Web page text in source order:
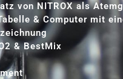
von NITROX als
& Computer mit
& BestMix